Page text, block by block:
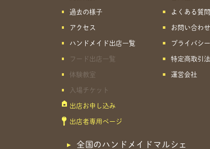
過去の様子
アクセス
ハンドメイド出店一覧
フード出店一覧
体験教室
入場チケット
出店お申し込み
出店者専用ページ
よくある質問
お問い合わせ
プライバシ
特定商取引
運営会社
全国のハンドメイドマルシェ